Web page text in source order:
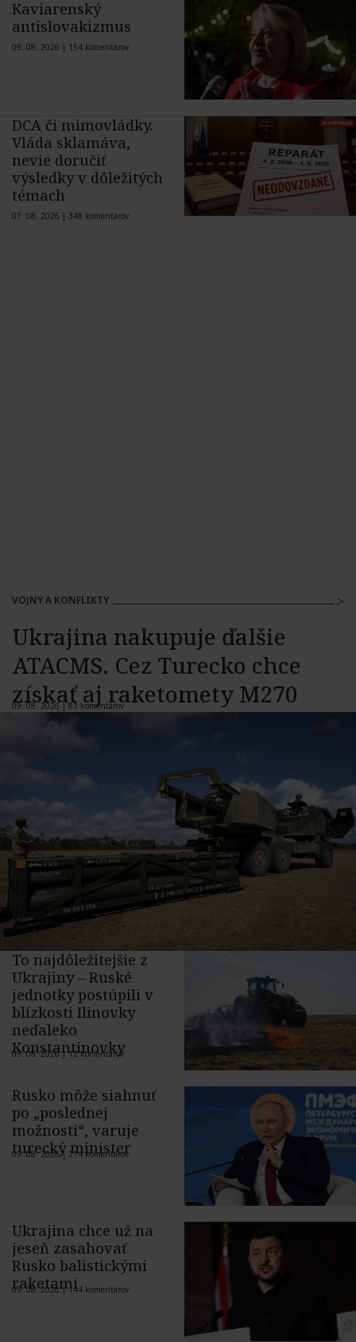
Kaviarenský
antislovakizmus
09. 08. 2026 | 154 komentárov
DCA či mimovládky.
Vláda sklamáva,
nevie doručiť
výsledky v dôležitých
témach
07. 08. 2026 | 348 komentárov
VOJNY A KONFLIKTY
Ukrajina nakupuje ďalšie
ATACMS. Cez Turecko chce
získať aj raketomety M270
09. 08. 2026 |83 komentárov
To najdôležitejšie z
Ukrajiny – Ruské
jednotky postúpili v
blízkosti Ilinovky
neďaleko
Konstantinovky
09. 08. 2026 |12 komentárov
Rusko môže siahnuť
po „poslednej
možnosti“, varuje
turecký minister
09. 08. 2026 | 214 komentárov
Ukrajina chce už na
jeseň zasahovať
Rusko balistickými
raketami
09. 08. 2026 |144 komentárov